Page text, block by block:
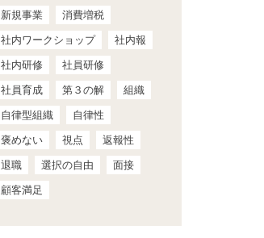
新規事業
消費増税
社内ワークショップ
社内報
社内研修
社員研修
社員育成
第３の解
組織
自律型組織
自律性
褒めない
視点
返報性
退職
選択の自由
面接
顧客満足